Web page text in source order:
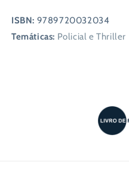
ISBN: 9789720032034
Temáticas: Policial e Thriller